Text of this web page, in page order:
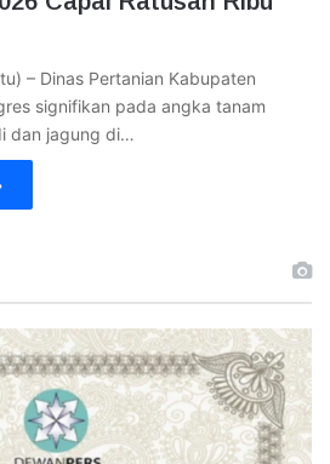
– Dinas Pertanian Kabupaten
signifikan pada angka tanam
dan jagung di…